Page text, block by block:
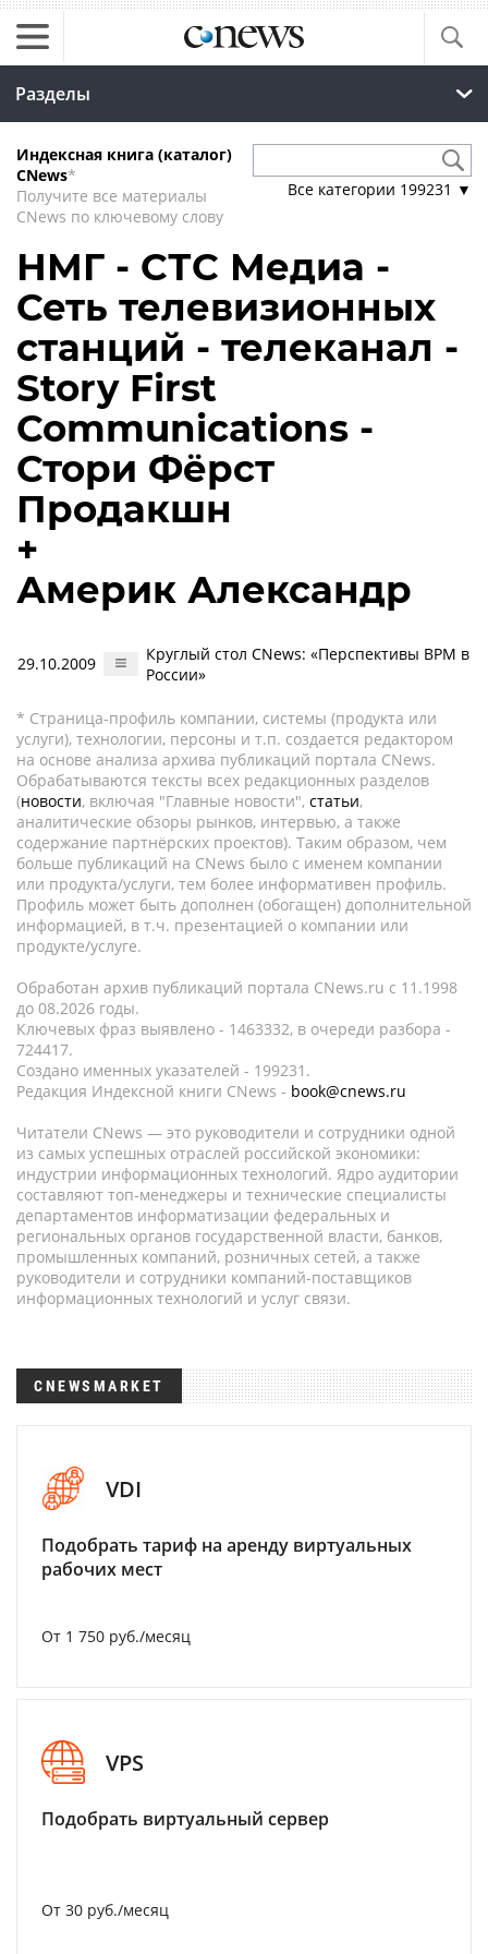
Разделы
Индексная книга (каталог)
CNews*
Получите все материалы
CNews по ключевому слову
Все категории 199231 ▼
НМГ - СТС Медиа -
Сеть телевизионных
станций - телеканал -
Story First
Communications -
Стори Фёрст
Продакшн
+
Америк Александр
29.10.2009
Круглый стол CNews: «Перспективы BPM в
России»
* Страница-профиль компании, системы (продукта или
услуги), технологии, персоны и т.п. создается редактором
на основе анализа архива публикаций портала CNews.
Обрабатываются тексты всех редакционных разделов
(новости, включая "Главные новости", статьи,
аналитические обзоры рынков, интервью, а также
содержание партнёрских проектов). Таким образом, чем
больше публикаций на CNews было с именем компании
или продукта/услуги, тем более информативен профиль.
Профиль может быть дополнен (обогащен) дополнительной
информацией, в т.ч. презентацией о компании или
продукте/услуге.
Обработан архив публикаций портала CNews.ru c 11.1998
до 08.2026 годы.
Ключевых фраз выявлено - 1463332, в очереди разбора -
724417.
Создано именных указателей - 199231.
Редакция Индексной книги CNews - book@cnews.ru
Читатели CNews — это руководители и сотрудники одной
из самых успешных отраслей российской экономики:
индустрии информационных технологий. Ядро аудитории
составляют топ-менеджеры и технические специалисты
департаментов информатизации федеральных и
региональных органов государственной власти, банков,
промышленных компаний, розничных сетей, а также
руководители и сотрудники компаний-поставщиков
информационных технологий и услуг связи.
CNEWSMARKET
VDI
Подобрать тариф на аренду виртуальных
рабочих мест
От 1 750 руб./месяц
VPS
Подобрать виртуальный сервер
От 30 руб./месяц